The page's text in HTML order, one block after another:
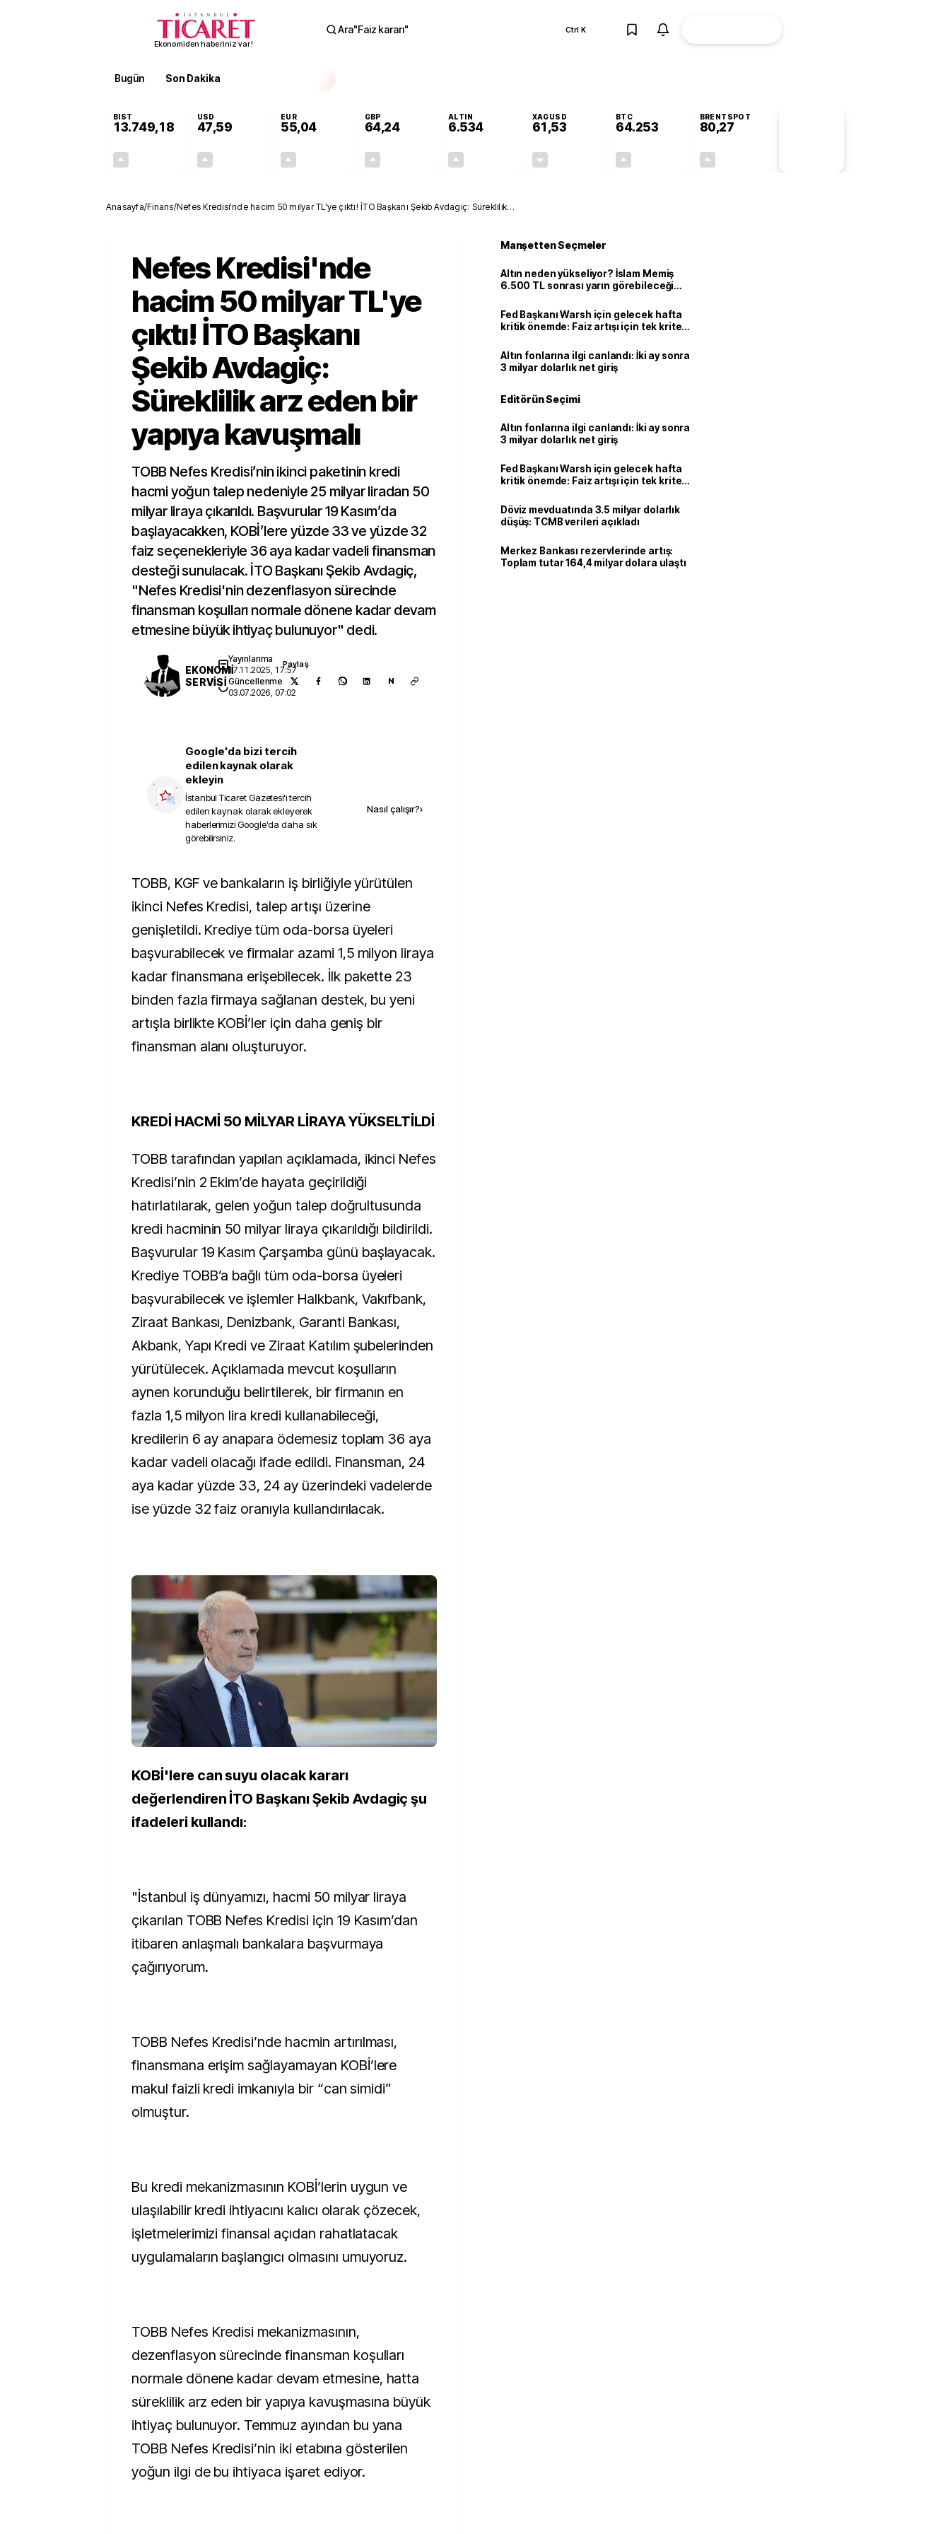
Ekonomiden haberiniz var!
Ara"Faiz kararı" Ctrl K
Bugün Son Dakika
BIST
13.749,18
USD
47,59
EUR
55,04
GBP
64,24
ALTIN
6.534
XAGUSD
61,53
BTC
64.253
BRENTSPOT
80,27
Anasayfa/Finans/Nefes Kredisi'nde hacim 50 milyar TL'ye çıktı! İTO Başkanı Şekib Avdagiç: Süreklilik
Nefes Kredisi'nde
hacim 50 milyar TL'ye
çıktı! İTO Başkanı
Şekib Avdagiç:
Süreklilik arz eden bir
yapıya kavuşmalı
TOBB Nefes Kredisi’nin ikinci paketinin kredi
hacmi yoğun talep nedeniyle 25 milyar liradan 50
milyar liraya çıkarıldı. Başvurular 19 Kasım’da
başlayacakken, KOBİ’lere yüzde 33 ve yüzde 32
faiz seçenekleriyle 36 aya kadar vadeli finansman
desteği sunulacak. İTO Başkanı Şekib Avdagiç,
"Nefes Kredisi'nin dezenflasyon sürecinde
finansman koşulları normale dönene kadar devam
etmesine büyük ihtiyaç bulunuyor" dedi.
EKONOMİ
SERVİSİ
Yayınlanma
17.11.2025, 17:57
Güncellenme
03.07.2026, 07:02
Paylaş
N
Google'da bizi tercih
edilen kaynak olarak
ekleyin
İstanbul Ticaret Gazetesi'i tercih
edilen kaynak olarak ekleyerek
haberlerimizi Google'da daha sık
görebilirsiniz.
Nasıl çalışır?›
TOBB, KGF ve bankaların iş birliğiyle yürütülen
ikinci Nefes Kredisi, talep artışı üzerine
genişletildi. Krediye tüm oda-borsa üyeleri
başvurabilecek ve firmalar azami 1,5 milyon liraya
kadar finansmana erişebilecek. İlk pakette 23
binden fazla firmaya sağlanan destek, bu yeni
artışla birlikte KOBİ’ler için daha geniş bir
finansman alanı oluşturuyor.
KREDİ HACMİ 50 MİLYAR LİRAYA YÜKSELTİLDİ
TOBB tarafından yapılan açıklamada, ikinci Nefes
Kredisi’nin 2 Ekim’de hayata geçirildiği
hatırlatılarak, gelen yoğun talep doğrultusunda
kredi hacminin 50 milyar liraya çıkarıldığı bildirildi.
Başvurular 19 Kasım Çarşamba günü başlayacak.
Krediye TOBB’a bağlı tüm oda-borsa üyeleri
başvurabilecek ve işlemler Halkbank, Vakıfbank,
Ziraat Bankası, Denizbank, Garanti Bankası,
Akbank, Yapı Kredi ve Ziraat Katılım şubelerinden
yürütülecek. Açıklamada mevcut koşulların
aynen korunduğu belirtilerek, bir firmanın en
fazla 1,5 milyon lira kredi kullanabileceği,
kredilerin 6 ay anapara ödemesiz toplam 36 aya
kadar vadeli olacağı ifade edildi. Finansman, 24
aya kadar yüzde 33, 24 ay üzerindeki vadelerde
ise yüzde 32 faiz oranıyla kullandırılacak.
KOBİ'lere can suyu olacak kararı
değerlendiren İTO Başkanı Şekib Avdagiç şu
ifadeleri kullandı:
"İstanbul iş dünyamızı, hacmi 50 milyar liraya
çıkarılan TOBB Nefes Kredisi için 19 Kasım’dan
itibaren anlaşmalı bankalara başvurmaya
çağırıyorum.
TOBB Nefes Kredisi’nde hacmin artırılması,
finansmana erişim sağlayamayan KOBİ’lere
makul faizli kredi imkanıyla bir “can simidi”
olmuştur.
Bu kredi mekanizmasının KOBİ’lerin uygun ve
ulaşılabilir kredi ihtiyacını kalıcı olarak çözecek,
işletmelerimizi finansal açıdan rahatlatacak
uygulamaların başlangıcı olmasını umuyoruz.
TOBB Nefes Kredisi mekanizmasının,
dezenflasyon sürecinde finansman koşulları
normale dönene kadar devam etmesine, hatta
süreklilik arz eden bir yapıya kavuşmasına büyük
ihtiyaç bulunuyor. Temmuz ayından bu yana
TOBB Nefes Kredisi’nin iki etabına gösterilen
yoğun ilgi de bu ihtiyaca işaret ediyor.
Manşetten Seçmeler
Altın neden yükseliyor? İslam Memiş
6.500 TL sonrası yarın görebileceği
Fed Başkanı Warsh için gelecek hafta
kritik önemde: Faiz artışı için tek kriter
Altın fonlarına ilgi canlandı: İki ay sonra
3 milyar dolarlık net giriş
Editörün Seçimi
Altın fonlarına ilgi canlandı: İki ay sonra
3 milyar dolarlık net giriş
Fed Başkanı Warsh için gelecek hafta
kritik önemde: Faiz artışı için tek kriter
Döviz mevduatında 3.5 milyar dolarlık
düşüş: TCMB verileri açıkladı
Merkez Bankası rezervlerinde artış:
Toplam tutar 164,4 milyar dolara ulaştı